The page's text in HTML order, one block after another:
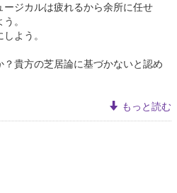
ジカルは疲れるから余所に任せ
。
よう。
貴方の芝居論に基づかないと認め
もっと読む